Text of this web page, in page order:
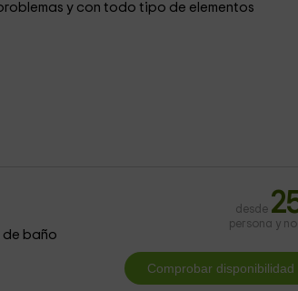
y con todo tipo de elementos
de baño
desde
persona y